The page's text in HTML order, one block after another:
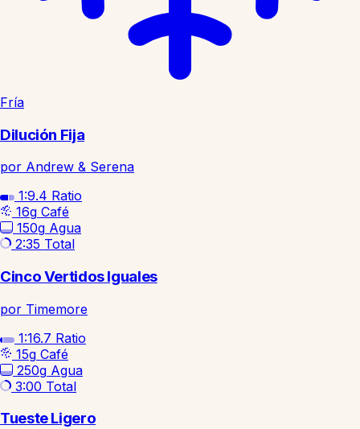
Fría
Dilución Fija
por Andrew & Serena
1:9.4 Ratio
16g Café
150g Agua
2:35 Total
Cinco Vertidos Iguales
por Timemore
1:16.7 Ratio
15g Café
250g Agua
3:00 Total
Tueste Ligero